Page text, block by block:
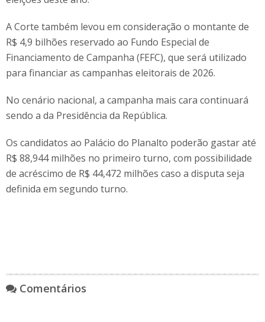
A Corte também levou em consideração o montante de
R$ 4,9 bilhões reservado ao Fundo Especial de
Financiamento de Campanha (FEFC), que será utilizado
para financiar as campanhas eleitorais de 2026.
No cenário nacional, a campanha mais cara continuará
sendo a da Presidência da República.
Os candidatos ao Palácio do Planalto poderão gastar até
R$ 88,944 milhões no primeiro turno, com possibilidade
de acréscimo de R$ 44,472 milhões caso a disputa seja
definida em segundo turno.
Comentários